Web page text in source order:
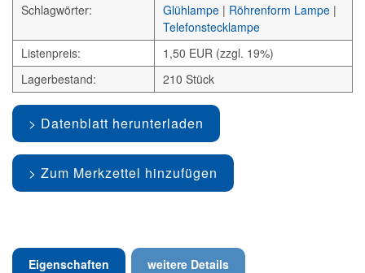
Schlagwörter: Glühlampe | Röhrenform Lampe |
Telefonstecklampe
Listenpreis:
1,50 EUR (zzgl. 19%)
Lagerbestand:
210 Stück
Datenblatt herunterladen
Zum Merkzettel hinzufügen
Eigenschaften weitere Details